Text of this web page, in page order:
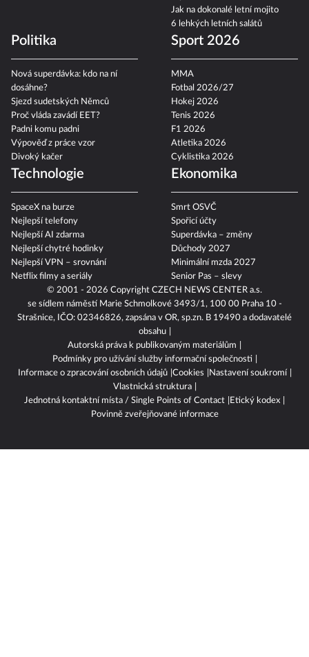
© 2001 - 2026 CopyrightCZECH NEWS CENTER a.s.
se sídlem náměstí Marie Schmolkové 3493/1, 100 00 Praha 10 -
Strašnice, IČO: 02346826, zapsána v OR, sp.zn. B 19490 a dodavatelé
obsahu
Autorská práva k publikovaným materiálům
Podmínky pro užívání služby informační společnosti
Informace o zpracování osobních údajů Cookies
Vlastnická struktura
Jednotná kontaktní místa / Single Points of Contact
teplotách?
Jak na dokonalé letní mojito
6 lehkých letních salátů
Nová superdávka: kdo na ní
dosáhne?
Sjezd sudetských Němců
Proč vláda zavádí EET?
Padni komu padni
Výpověď z práce vzor
Divoký kačer
Sport 2026
MMA
Fotbal 2026/27
Hokej 2026
Tenis 2026
F1 2026
Atletika 2026
Cyklistika 2026
Technologie
SpaceX na burze
Nejlepší telefony
Nejlepší AI zdarma
Nejlepší chytré hodinky
Nejlepší VPN – srovnání
Netflix filmy a seriály
Smrt OSVČ
Spořicí účty
Superdávka – změny
Důchody 2027
Minimální mzda 2027
Senior Pas – slevy